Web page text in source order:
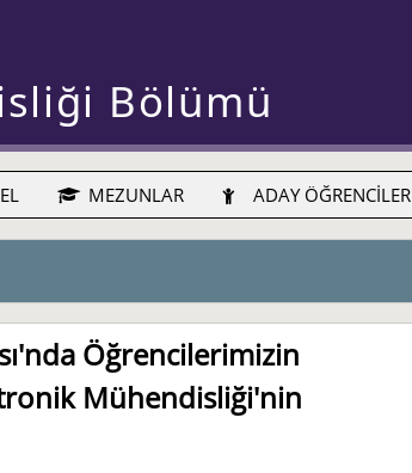
Bölümü
MEZUNLAR ADAY ÖĞRENCİLER
Öğrencilerimizin
Mühendisliği'nin